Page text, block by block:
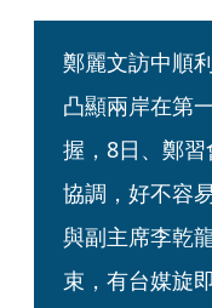
鄭麗文訪中順
凸顯兩岸在第
握，8日、鄭
協調，好不容
與副主席李乾
束，有台媒旋